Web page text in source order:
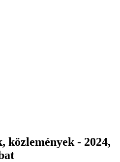
közlemények - 2024,